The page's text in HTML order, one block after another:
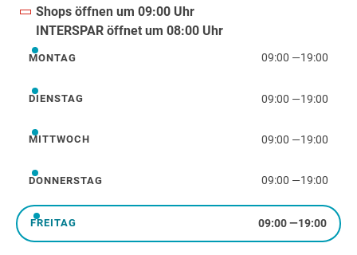
Shops öffnen um 09:00 Uhr
INTERSPAR öffnet um 08:00 Uhr
Montag
MONTAG 09:00 —19:00
Dienstag
DIENSTAG 09:00 —19:00
Mittwoch
MITTWOCH 09:00 —19:00
Donnerstag
DONNERSTAG 09:00 —19:00
Freitag
FREITAG 09:00—19:00